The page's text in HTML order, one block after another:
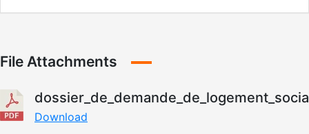
File Attachments
Download